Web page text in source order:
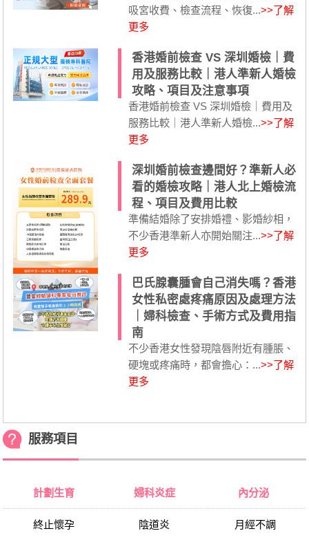
吸宮收費、檢查流程、恢復...>>了解
更多
香港婚前檢查 VS 深圳婚檢｜費
用及服務比較｜港人準新人婚檢
攻略、項目及注意事項
香港婚前檢查 VS 深圳婚檢｜費用及
服務比較｜港人準新人婚檢...>>了解
更多
深圳婚前檢查邊間好？準新人必
看的婚檢攻略｜港人北上婚檢流
程、項目及費用比較
準備結婚除了安排婚禮、影婚紗相，
不少香港準新人亦開始關注...>>了解
更多
巴氏腺囊腫會自己消失嗎？香港
女性私密處疼痛原因及處理方法
｜婦科檢查、手術方式及費用指
南
不少香港女性發現陰唇附近有腫脹、
硬塊或疼痛時，都會擔心：...>>了解
更多
服務項目
計劃生育
終止懷孕
婦科炎症
陰道炎
內分泌
月經不調